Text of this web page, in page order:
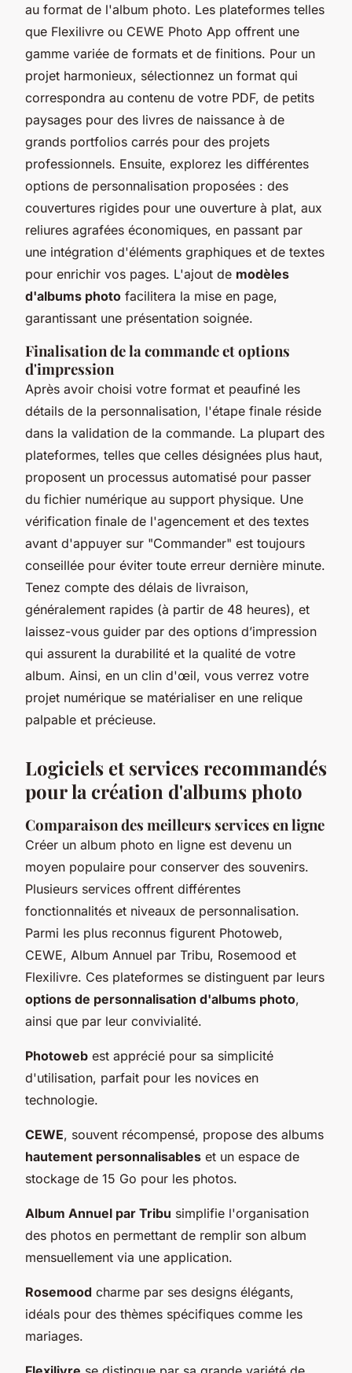
au format de l'album photo. Les plateformes telles
que Flexilivre ou CEWE Photo App offrent une
gamme variée de formats et de finitions. Pour un
projet harmonieux, sélectionnez un format qui
correspondra au contenu de votre PDF, de petits
paysages pour des livres de naissance à de
grands portfolios carrés pour des projets
professionnels. Ensuite, explorez les différentes
options de personnalisation proposées : des
couvertures rigides pour une ouverture à plat, aux
reliures agrafées économiques, en passant par
une intégration d'éléments graphiques et de textes
pour enrichir vos pages. L'ajout de modèles
d'albums photo facilitera la mise en page,
garantissant une présentation soignée.
Finalisation de la commande et options
d'impression
Après avoir choisi votre format et peaufiné les
détails de la personnalisation, l'étape finale réside
dans la validation de la commande. La plupart des
plateformes, telles que celles désignées plus haut,
proposent un processus automatisé pour passer
du fichier numérique au support physique. Une
vérification finale de l'agencement et des textes
avant d'appuyer sur "Commander" est toujours
conseillée pour éviter toute erreur dernière minute.
Tenez compte des délais de livraison,
généralement rapides (à partir de 48 heures), et
laissez-vous guider par des options d’impression
qui assurent la durabilité et la qualité de votre
album. Ainsi, en un clin d'œil, vous verrez votre
projet numérique se matérialiser en une relique
palpable et précieuse.
Logiciels et services recommandés
pour la création d'albums photo
Comparaison des meilleurs services en ligne
Créer un album photo en ligne est devenu un
moyen populaire pour conserver des souvenirs.
Plusieurs services offrent différentes
fonctionnalités et niveaux de personnalisation.
Parmi les plus reconnus figurent Photoweb,
CEWE, Album Annuel par Tribu, Rosemood et
Flexilivre. Ces plateformes se distinguent par leurs
options de personnalisation d'albums photo,
ainsi que par leur convivialité.
Photoweb est apprécié pour sa simplicité
d'utilisation, parfait pour les novices en
technologie.
CEWE, souvent récompensé, propose des albums
hautement personnalisables et un espace de
stockage de 15 Go pour les photos.
Album Annuel par Tribu simplifie l'organisation
des photos en permettant de remplir son album
mensuellement via une application.
Rosemood charme par ses designs élégants,
idéals pour des thèmes spécifiques comme les
mariages.